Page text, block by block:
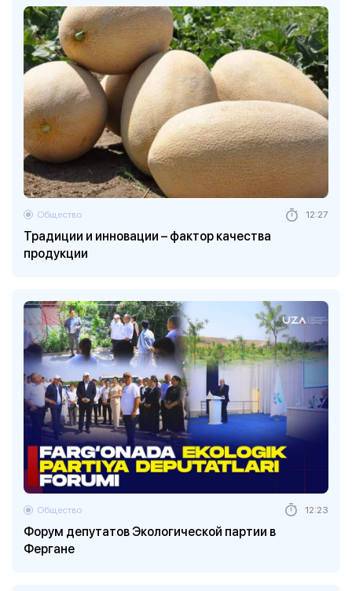
Традиции и инновации – фактор качества
продукции
Общество 12:27
Форум депутатов Экологической партии в
Фергане
Общество 12:23